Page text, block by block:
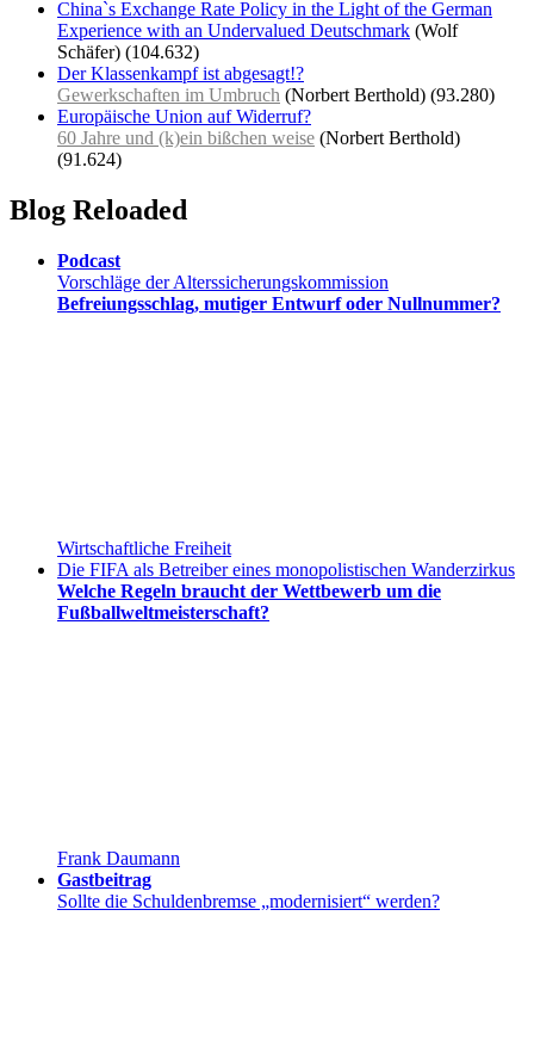
China`s Exchange Rate Policy in the Light of the German
Experience with an Undervalued Deutschmark (Wolf
Schäfer) (104.632)
Der Klassenkampf ist abgesagt!?
Gewerkschaften im Umbruch (Norbert Berthold) (93.280)
Europäische Union auf Widerruf?
60 Jahre und (k)ein bißchen weise (Norbert Berthold)
(91.624)
Blog Reloaded
Podcast
Vorschläge der Alterssicherungskommission
Befreiungsschlag, mutiger Entwurf oder Nullnummer?
Wirtschaftliche Freiheit
Die FIFA als Betreiber eines monopolistischen Wanderzirkus
Welche Regeln braucht der Wettbewerb um die
Fußballweltmeisterschaft?
Frank Daumann
Gastbeitrag
Sollte die Schuldenbremse „modernisiert“ werden?